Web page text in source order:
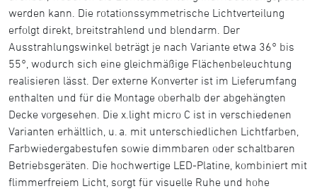
werden kann. Die rotationssymmetrische Lichtverteilung
erfolgt direkt, breitstrahlend und blendarm. Der
Ausstrahlungswinkel beträgt je nach Variante etwa 36° bis
55°, wodurch sich eine gleichmäßige Flächenbeleuchtung
realisieren lässt. Der externe Konverter ist im Lieferumfang
enthalten und für die Montage oberhalb der abgehängten
Decke vorgesehen. Die x.light micro C ist in verschiedenen
Varianten erhältlich, u. a. mit unterschiedlichen Lichtfarben,
Farbwiedergabestufen sowie dimmbaren oder schaltbaren
Betriebsgeräten. Die hochwertige LED-Platine, kombiniert mit
flimmerfreiem Licht, sorgt für visuelle Ruhe und hohe